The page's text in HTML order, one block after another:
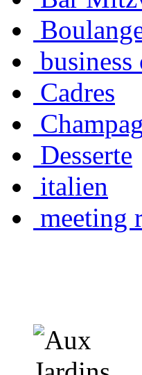
business
Cadres
Desserte
italien
meeting